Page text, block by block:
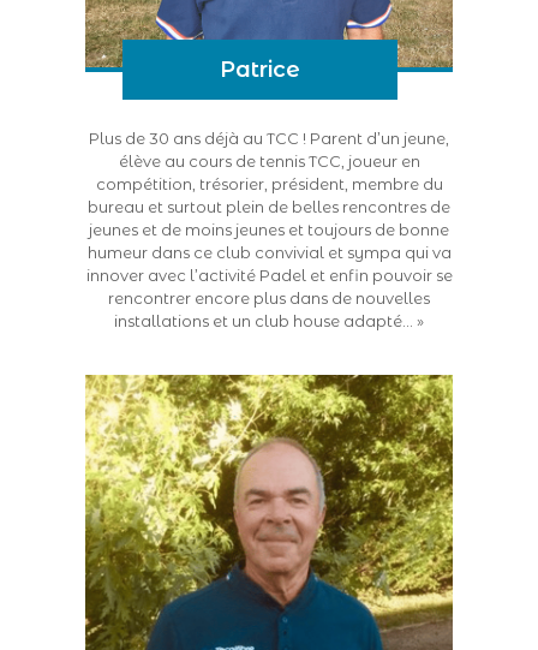
Patrice
Plus de 30 ans déjà au TCC ! Parent d’un jeune,
élève au cours de tennis TCC, joueur en
compétition, trésorier, président, membre du
bureau et surtout plein de belles rencontres de
jeunes et de moins jeunes et toujours de bonne
humeur dans ce club convivial et sympa qui va
innover avec l’activité Padel et enfin pouvoir se
rencontrer encore plus dans de nouvelles
installations et un club house adapté… »